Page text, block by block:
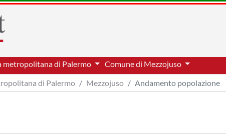
metropolitana di Palermo Comune di Mezzojuso
di Palermo Mezzojuso Andamento popolazione